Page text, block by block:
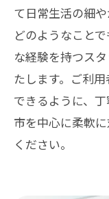
て日常生活の細
どのようなこと
な経験を持つス
たします。ご利
できるように、
市を中心に柔軟
ください。